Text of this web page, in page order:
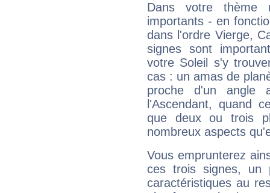
Dans votre thème
importants - en
dans l'ordre Vierge,
signes sont
votre Soleil s'y
cas : un amas de
proche d'un
l'Ascendant, quand
que deux ou trois
nombreux aspects
Vous emprunterez
ces trois signes, un
caractéristiques au